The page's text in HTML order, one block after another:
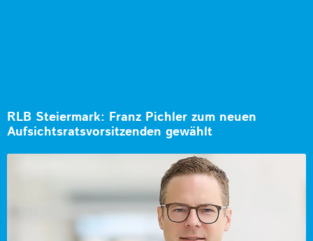
RLB Steiermark: Franz Pichler zum neuen
Aufsichtsratsvorsitzenden gewählt